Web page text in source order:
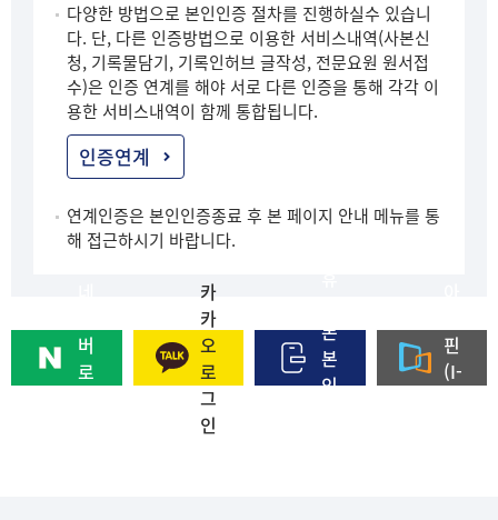
다양한 방법으로 본인인증 절차를 진행하실수 있습니
다. 단, 다른 인증방법으로 이용한 서비스내역(사본신
청, 기록물담기, 기록인허브 글작성, 전문요원 원서접
수)은 인증 연계를 해야 서로 다른 인증을 통해 각각 이
용한 서비스내역이 함께 통합됩니다.
인증연계
연계인증은 본인인증종료 후 본 페이지 안내 메뉴를 통
해 접근하시기 바랍니다.
버
로
카
카
오
로
그
인
폰
본
인
핀
(I-